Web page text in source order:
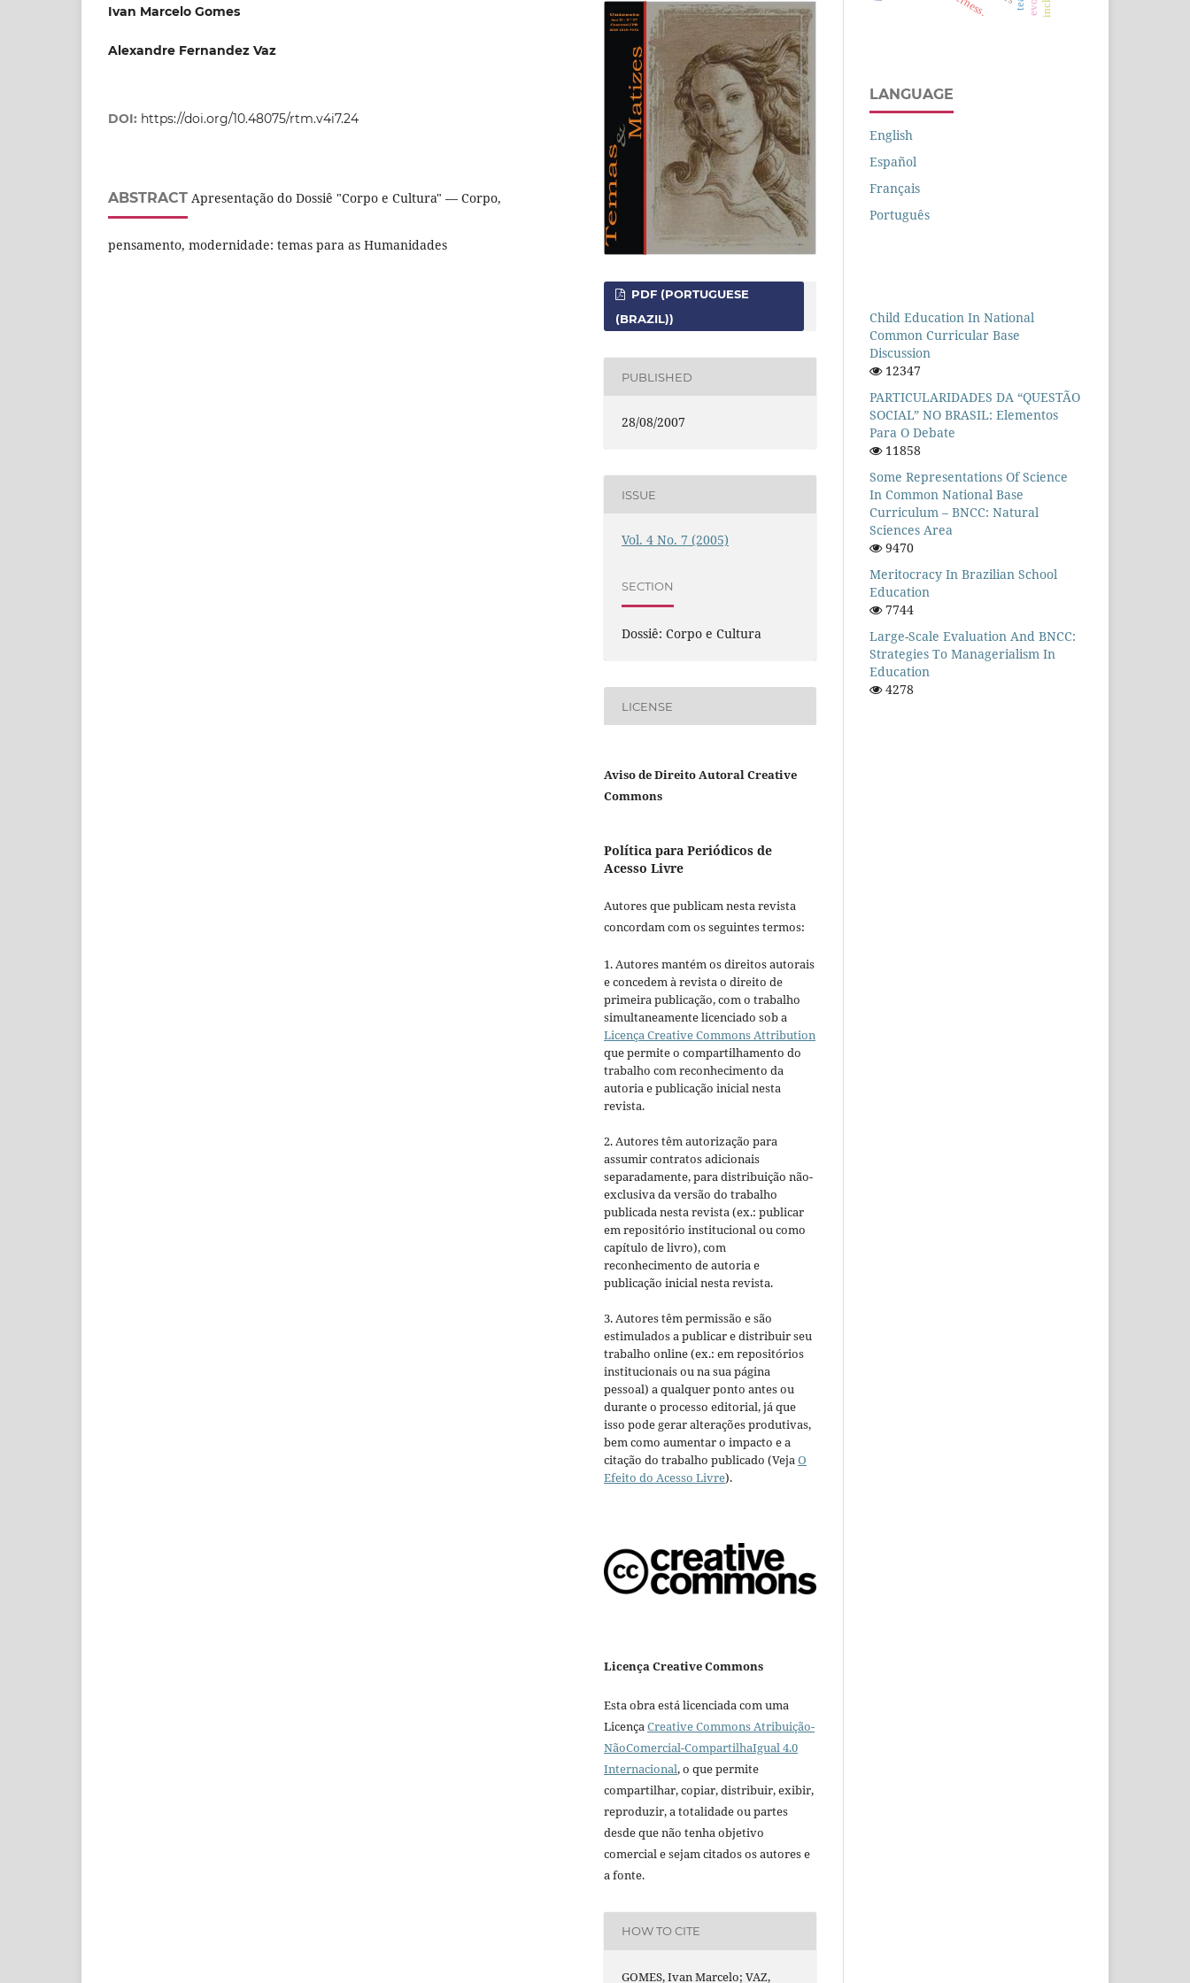
Ivan Marcelo Gomes
Alexandre Fernandez Vaz
DOI: https://doi.org/10.48075/rtm.v4i7.24
ABSTRACT Apresentação do Dossiê "Corpo e Cultura" — Corpo,
pensamento, modernidade: temas para as Humanidades
PDF (PORTUGUESE
(BRAZIL))
PUBLISHED
28/08/2007
ISSUE
Vol. 4 No. 7 (2005)
SECTION
Dossiê: Corpo e Cultura
LICENSE
Aviso de Direito Autoral Creative
Commons
Política para Periódicos de
Acesso Livre
Autores que publicam nesta revista
concordam com os seguintes termos:
1. Autores mantém os direitos autorais
e concedem à revista o direito de
primeira publicação, com o trabalho
simultaneamente licenciado sob a
Licença Creative Commons Attribution
que permite o compartilhamento do
trabalho com reconhecimento da
autoria e publicação inicial nesta
revista.
2. Autores têm autorização para
assumir contratos adicionais
separadamente, para distribuição não-
exclusiva da versão do trabalho
publicada nesta revista (ex.: publicar
em repositório institucional ou como
capítulo de livro), com
reconhecimento de autoria e
publicação inicial nesta revista.
3. Autores têm permissão e são
estimulados a publicar e distribuir seu
trabalho online (ex.: em repositórios
institucionais ou na sua página
pessoal) a qualquer ponto antes ou
durante o processo editorial, já que
isso pode gerar alterações produtivas,
bem como aumentar o impacto e a
citação do trabalho publicado (VejaO
Efeito do Acesso Livre).
Licença Creative Commons
Esta obra está licenciada com uma
LicençaCreative Commons Atribuição-
NãoComercial-CompartilhaIgual 4.0
Internacional, o que permite
compartilhar, copiar, distribuir, exibir,
reproduzir, a totalidade ou partes
desde que não tenha objetivo
comercial e sejam citados os autores e
a fonte.
HOW TO CITE
GOMES, Ivan Marcelo; VAZ,
LANGUAGE
English
Español
Français
Português
Child Education In National
Common Curricular Base
Discussion
12347
PARTICULARIDADES DA “QUESTÃO
SOCIAL” NO BRASIL: Elementos
Para O Debate
11858
Some Representations Of Science
In Common National Base
Curriculum – BNCC: Natural
Sciences Area
9470
Meritocracy In Brazilian School
Education
7744
Large-Scale Evaluation And BNCC:
Strategies To Managerialism In
Education
4278